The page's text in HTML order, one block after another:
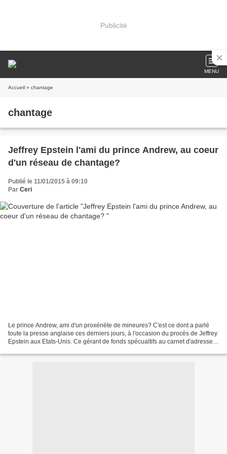
Publicité
MENU
Accueil » chantage
chantage
Jeffrey Epstein l'ami du prince Andrew, au coeur
d'un réseau de chantage?
Publié le 11/01/2015 à 09:10
Par Ceri
Le prince Andrew, ami d'un proxénète de mineures? C'est ce dont a parlé
toute la presse anglaise ces derniers jours, à l'occasion du procès de Jeffrey
Epstein aux Etats-Unis. Ce gérant de fonds spécualtifs au carnet d'adresses